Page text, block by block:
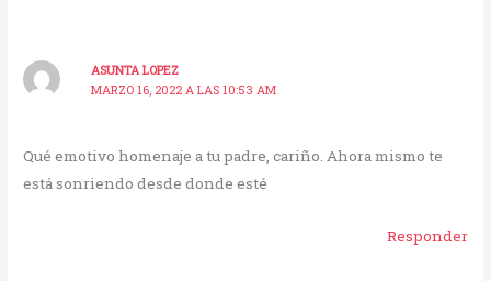
ASUNTA LOPEZ
MARZO 16, 2022 A LAS 10:53 AM
Qué emotivo homenaje a tu padre, cariño. Ahora mismo te
está sonriendo desde donde esté
Responder